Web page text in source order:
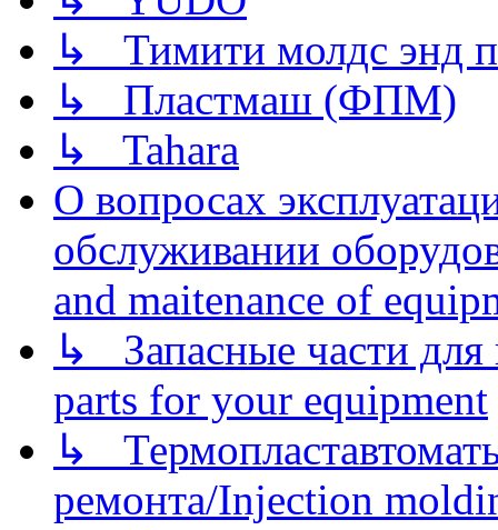
↳ Тимити молдс энд
↳ Пластмаш (ФПМ)
↳ Tahara
О вопросах
обслуживании
and maitenance of
↳ Запасные части для
parts for your equipment
↳
ремонта/Injection